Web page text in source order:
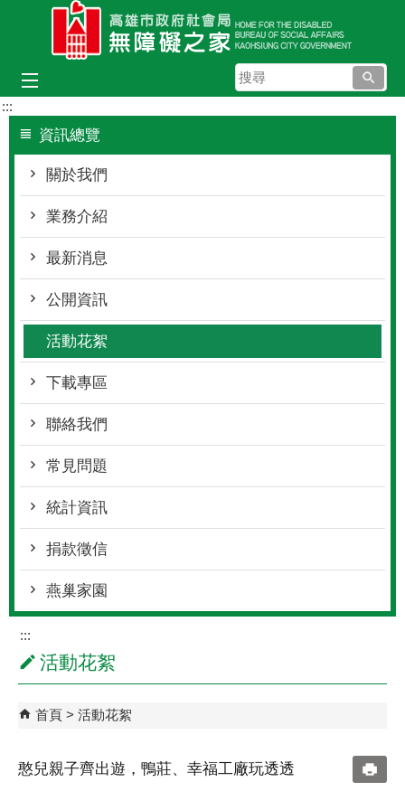
跳到主要內容區塊
搜
尋
:::
資訊總覽
關於我們
業務介紹
最新消息
公開資訊
活動花絮
下載專區
聯絡我們
常見問題
統計資訊
捐款徵信
燕巢家園
:::
活動花絮
首頁 活動花絮
憨兒親子齊出遊，鴨莊、幸福工廠玩透透